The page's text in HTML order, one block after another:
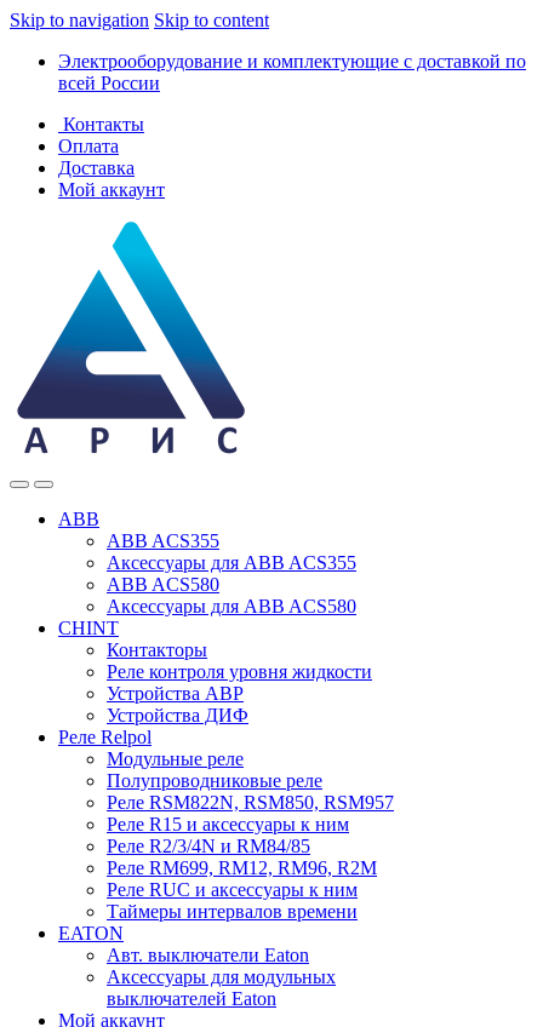
Skip to navigation Skip to content
Электрооборудование и комплектующие с доставкой по
всей России
Контакты
Оплата
Доставка
Мой аккаунт
ABB
ABB ACS355
Аксессуары для ABB ACS355
ABB ACS580
Аксессуары для ABB ACS580
CHINT
Контакторы
Реле контроля уровня жидкости
Устройства АВР
Устройства ДИФ
Реле Relpol
Модульные реле
Полупроводниковые реле
Реле RSM822N, RSM850, RSM957
Реле R15 и аксессуары к ним
Реле R2/3/4N и RM84/85
Реле RM699, RM12, RM96, R2M
Реле RUC и аксессуары к ним
Таймеры интервалов времени
EATON
Авт. выключатели Eaton
Аксессуары для модульных
выключателей Eaton
Мой аккаунт